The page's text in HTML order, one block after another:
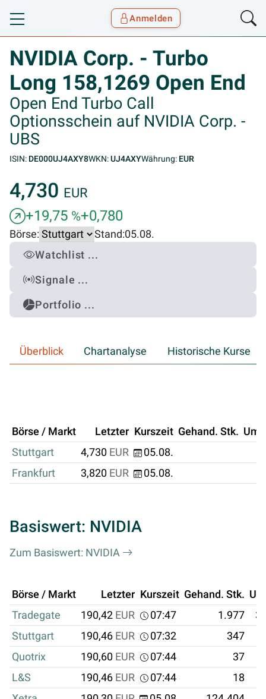
Toggle navigation
Anmelden
NVIDIA Corp. - Turbo
Long 158,1269 Open End
Open End Turbo Call
Optionsschein auf NVIDIA Corp. -
UBS
ISIN: DE000UJ4AXY8WKN:UJ4AXYWährung: EUR
4,730 EUR
+19,75 %+0,780
Börse: Stand:05.08.
Watchlist ...
Signale ...
Portfolio ...
Überblick Chartanalyse Historische Kurse
Börse / Markt Letzter Kurszeit Gehand. Stk.
Stuttgart
4,730 EUR
05.08.
Frankfurt
3,820 EUR 05.08.
Basiswert: NVIDIA
Zum Basiswert: NVIDIA
Börse / Markt Letzter Kurszeit Gehand. Stk.
Tradegate
190,42 EUR 07:47 1.977
Stuttgart
190,46 EUR 07:32 347
Quotrix
190,60 EUR 07:44
37
L&S
190,46 EUR 07:44
18